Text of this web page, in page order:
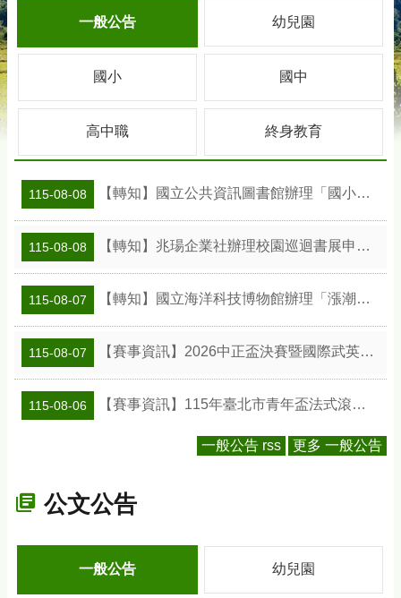
一般公告 幼兒園
國小 國中
高中職 終身教育
115-08-08 【轉知】國立公共資訊圖書館辦理「國小班級訪問工作坊」活動及教案資訊
115-08-08 【轉知】兆瑒企業社辦理校園巡迴書展申請資訊
115-08-07 【轉知】國立海洋科技博物館辦理「漲潮時刻—原民智慧主題探索課程」參訪補助案
115-08-07 【賽事資訊】2026中正盃決賽暨國際武英盃武術精英錦標賽
115-08-06 【賽事資訊】115年臺北市青年盃法式滾球錦標賽
一般公告 rss 更多 一般公告
公文公告
一般公告 幼兒園